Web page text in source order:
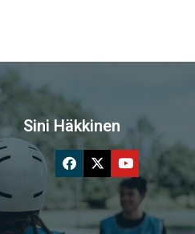
Sini Häkkinen